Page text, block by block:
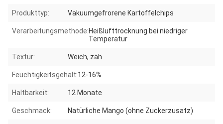
Produkttyp: Vakuumgefrorene Kartoffelchips
Verarbeitungsmethode:Heißlufttrocknung bei niedriger
Temperatur
Textur: Weich, zäh
Feuchtigkeitsgehalt:12-16%
Haltbarkeit: 12 Monate
Geschmack: Natürliche Mango (ohne Zuckerzusatz)